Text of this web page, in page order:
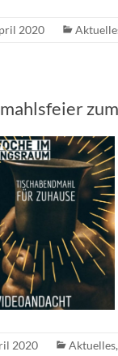
2020
2020 Aktuelles,